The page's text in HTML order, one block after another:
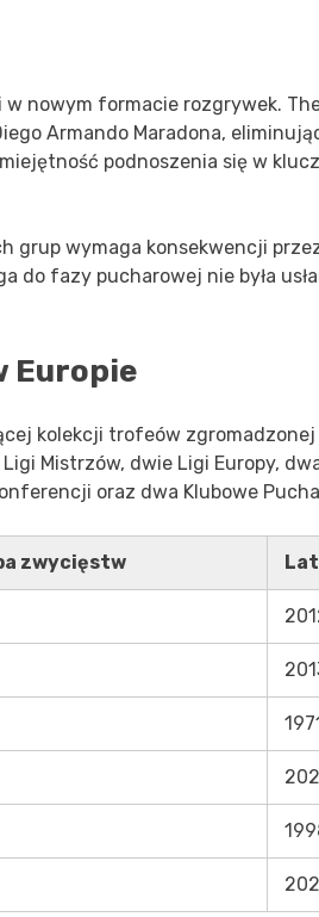
nowym formacie rozgrywek.
Armando Maradona,
podnoszenia się w
wymaga konsekwencji
do fazy pucharowej nie była
Europie
kolekcji trofeów zgromadzonej
Mistrzów, dwie Ligi Europy,
oraz dwa Klubowe
zwycięstw